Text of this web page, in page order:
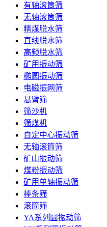
有轴滚筒筛
无轴滚筒筛
精煤脱水筛
直线脱水筛
高频脱水筛
矿用振动筛
椭圆振动筛
电磁振网筛
悬臂筛
筛沙机
筛煤机
自定中心振动筛
无轴滚筒筛
矿山振动筛
煤粉振动筛
矿用单轴振动筛
棒条筛
滚筒筛
YA系列圆振动筛